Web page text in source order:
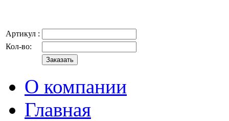
Артикул :
Кол-во:
О компании
Главная